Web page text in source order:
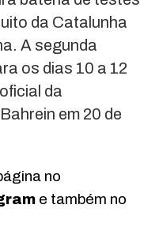
da Catalunha
A segunda
os dias 10 a 12
da
em 20 de
no
e também no